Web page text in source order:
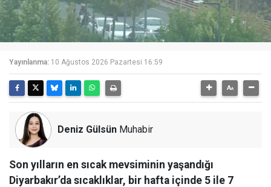
Yayınlanma: 10 Ağustos 2026 Pazartesi 16:59
Deniz Gülsün Muhabir
Son yılların en sıcak mevsiminin yaşandığı
Diyarbakır’da sıcaklıklar, bir hafta içinde 5 ile 7